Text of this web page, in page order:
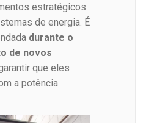
estratégicos
de energia. É
durante o
de novos
que eles
a potência